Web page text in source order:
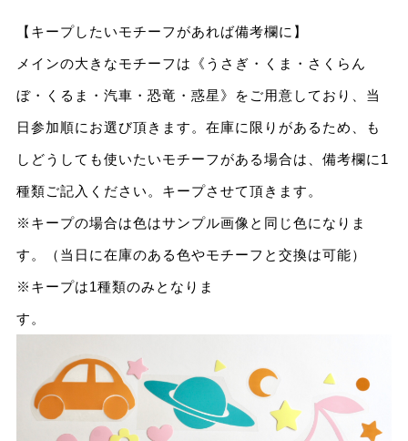
【キープしたいモチーフがあれば備考欄に】
メインの大きなモチーフは《うさぎ・くま・さくらん
ぼ・くるま・汽車・恐竜・惑星》をご用意しており、当
日参加順にお選び頂きます。在庫に限りがあるため、も
しどうしても使いたいモチーフがある場合は、備考欄に1
種類ご記入ください。キープさせて頂きます。
※キープの場合は色はサンプル画像と同じ色になりま
す。（当日に在庫のある色やモチーフと交換は可能）
※キープは1種類のみとなりま